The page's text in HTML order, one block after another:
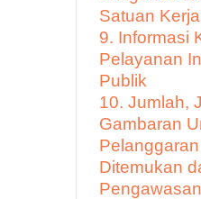
Satuan Kerja
9. Informasi
Pelayanan
Publik
10. Jumlah,
Gambaran
Ditemukan